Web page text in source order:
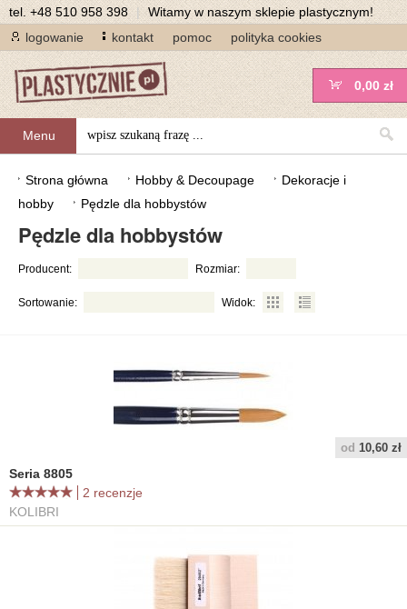
tel.+48 510 958 398 | Witamy w naszym sklepie plastycznym!
logowanie
kontakt pomoc polityka cookies
Menu
0,00 zł
Strona główna Hobby & Decoupage
Dekoracje i
hobby
Pędzle dla hobbystów
Pędzle dla hobbystów
Producent: Rozmiar:
Sortowanie: Widok:
od 10,60 zł
Seria 8805
2 recenzje
KOLIBRI